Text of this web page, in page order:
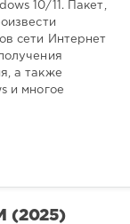
10/11. Пакет,
сети Интернет
а также
и многое
(2025)